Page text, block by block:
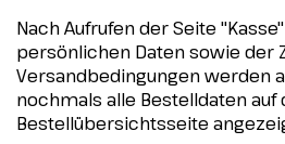
Nach Aufrufen der Seite
persönlichen Daten sowie der
Versandbedingungen werden
nochmals alle Bestelldaten auf
Bestellübersichtsseite